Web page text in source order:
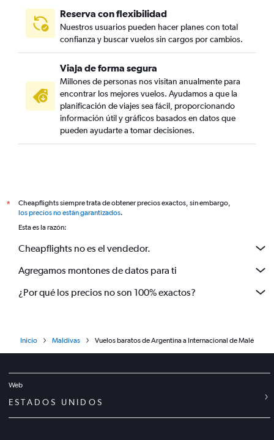
Reserva con flexibilidad
Nuestros usuarios pueden hacer planes con total
confianza y buscar vuelos sin cargos por cambios.
Viaja de forma segura
Millones de personas nos visitan anualmente para
encontrar los mejores vuelos. Ayudamos a que la
planificación de viajes sea fácil, proporcionando
información útil y gráficos basados en datos que
pueden ayudarte a tomar decisiones.
*
Cheapflights siempre trata de obtener precios exactos, sin embargo,
los precios no están garantizados.
Esta es la razón:
Cheapflights no es el vendedor.
Agregamos montones de datos para ti
¿Por qué los precios no son 100% exactos?
Inicio Maldivas Vuelos baratos de Argentina a Internacional de Malé
Web
ESTADOS UNIDOS